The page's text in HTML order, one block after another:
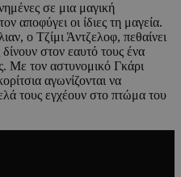
σε μια μαγική
αποφύγει οι ίδιες τη μαγεία.
ο Τζίμι Άντζελοφ, πεθαίνει
στον εαυτό τους ένα
Με τον αστυνομικό Γκάρι
αγωνίζονται να
τους εγχέουν στο πτώμα του